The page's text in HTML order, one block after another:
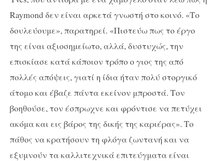
Raymondδεν είναι αρκετά γνωστή στο κοινό. «Το
δουλεύουμε», παρατηρεί. «Πιστεύω πως το έργο
της είναι αξιοσημείωτο, αλλά, δυστυχώς, την
επισκίασε κατά κάποιον τρόπο ο γιος της από
πολλές απόψεις, γιατί η ίδια ήταν πολύ στοργικό
άτομο και έβαζε πάντα εκείνον μπροστά. Τον
βοηθούσε, τον έσπρωχνε και φρόντισε να πετύχει
ακόμα και εις βάρος της δικής της καριέρας». Το
πάθος να κρατήσουν τη φλόγα ζωντανή και να
εξυμνούν τα καλλιτεχνικά επιτεύγματα είναι